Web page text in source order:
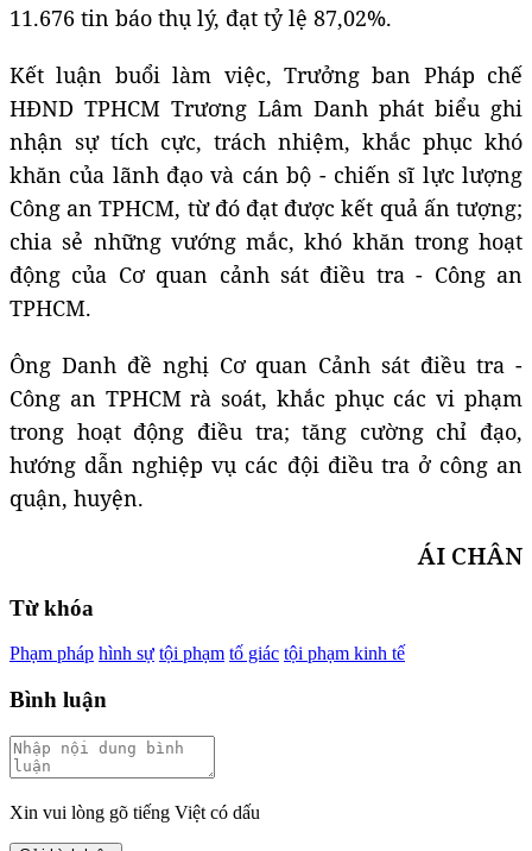
11.676 tin báo thụ lý, đạt tỷ lệ 87,02%.
Kết luận buổi làm việc, Trưởng ban Pháp chế
HĐND TPHCM Trương Lâm Danh phát biểu ghi
nhận sự tích cực, trách nhiệm, khắc phục khó
khăn của lãnh đạo và cán bộ - chiến sĩ lực lượng
Công an TPHCM, từ đó đạt được kết quả ấn tượng;
chia sẻ những vướng mắc, khó khăn trong hoạt
động của Cơ quan cảnh sát điều tra - Công an
TPHCM.
Ông Danh đề nghị Cơ quan Cảnh sát điều tra -
Công an TPHCM rà soát, khắc phục các vi phạm
trong hoạt động điều tra; tăng cường chỉ đạo,
hướng dẫn nghiệp vụ các đội điều tra ở công an
quận, huyện.
ÁI CHÂN
Từ khóa
Phạm pháp hình sự tội phạm tố giác tội phạm kinh tế
Bình luận
Xin vui lòng gõ tiếng Việt có dấu